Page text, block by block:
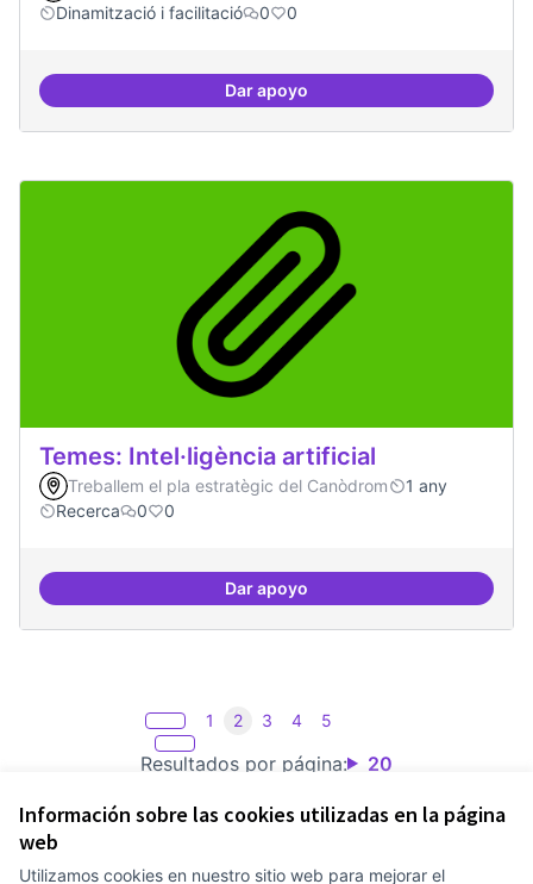
Información sobre las cookies utilizadas en la página
web
Utilizamos cookies en nuestro sitio web para mejorar el
Dinamització i facilitació
0 0
Dar apoyoEspai grades democràtiques
Temes: Intel·ligència artificial
Treballem el pla estratègic del Canòdrom
1 any
Recerca
0 0
Dar apoyoTemes: Intel·ligència artificial
Resultados por página: 20
1 2 3 4 5